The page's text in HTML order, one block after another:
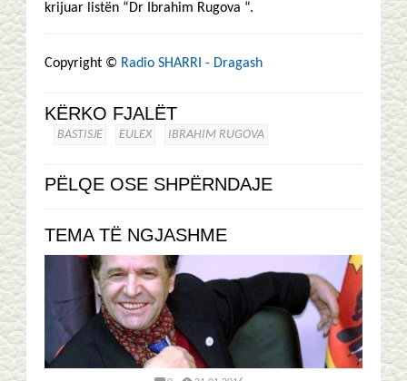
krijuar listën “Dr Ibrahim Rugova “.
Copyright © Radio SHARRI - Dragash
KËRKO FJALËT
BASTISJE EULEX IBRAHIM RUGOVA
PËLQE OSE SHPËRNDAJE
TEMA TË NGJASHME